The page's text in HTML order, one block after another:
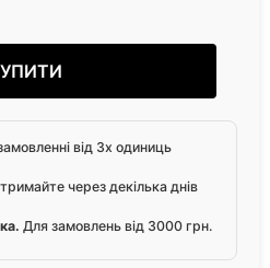
від 3х одиниць
через декілька днів
Для замовлень від 3000 грн.